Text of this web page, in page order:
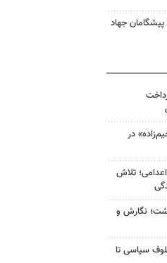
پیشگامان جهاد
در
تلاش
نگارش و
سیاسی تا